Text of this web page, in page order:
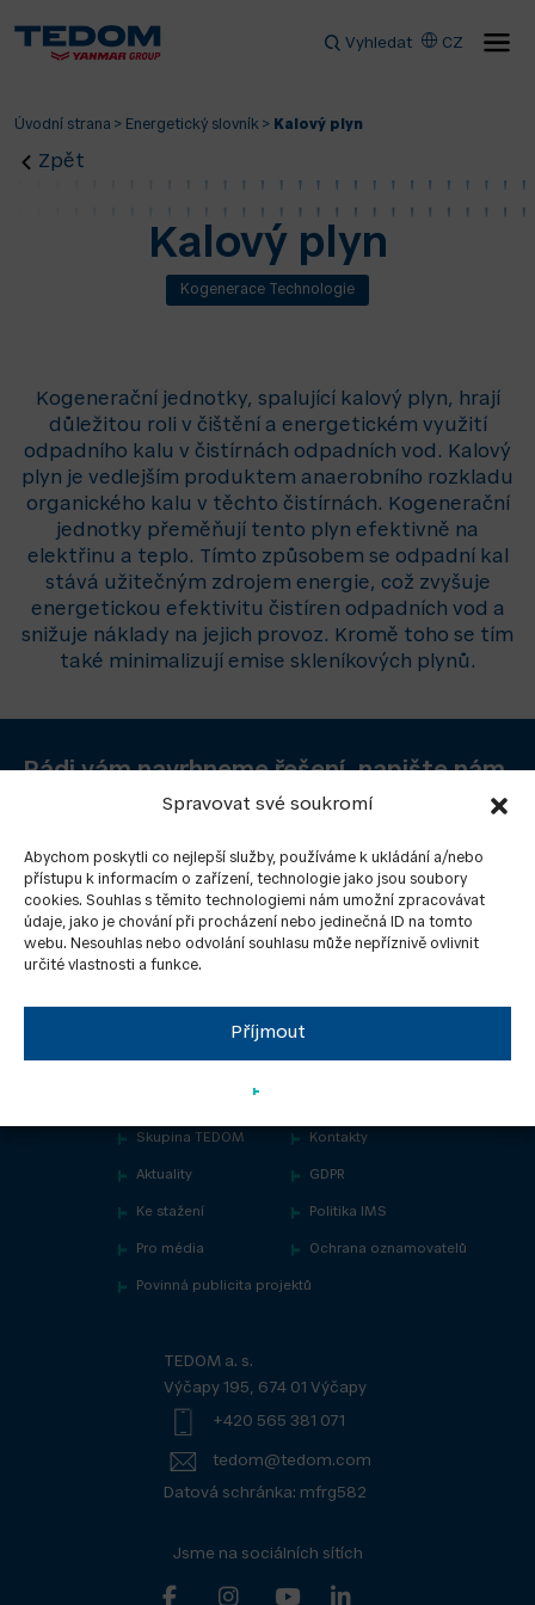
Spravovat své soukromí
Abychom poskytli co nejlepší služby, používáme k ukládání a/nebo
přístupu k informacím o zařízení, technologie jako jsou soubory
cookies. Souhlas s těmito technologiemi nám umožní zpracovávat
údaje, jako je chování při procházení nebo jedinečná ID na tomto
webu. Nesouhlas nebo odvolání souhlasu může nepříznivě ovlivnit
určité vlastnosti a funkce.
Příjmout
Vyhledat CZ
Úvodní strana > Energetický slovník > Kalový plyn
Zpět
Kalový plyn
Kogenerace Technologie
Kogenerační jednotky, spalující kalový plyn, hrají
důležitou roli v čištění a energetickém využití
odpadního kalu v čistírnách odpadních vod. Kalový
plyn je vedlejším produktem anaerobního rozkladu
organického kalu v těchto čistírnách. Kogenerační
jednotky přeměňují tento plyn efektivně na
elektřinu a teplo. Tímto způsobem se odpadní kal
stává užitečným zdrojem energie, což zvyšuje
energetickou efektivitu čistíren odpadních vod a
snižuje náklady na jejich provoz. Kromě toho se tím
také minimalizují emise skleníkových plynů.
Rádi vám navrhneme řešení, napište nám.
Skupina TEDOM Kontakty
Aktuality GDPR
Ke stažení Politika IMS
Pro média Ochrana oznamovatelů
Povinná publicita projektů
TEDOM a. s.
Výčapy 195, 674 01 Výčapy
+420 565 381 071
tedom@tedom.com
Datová schránka: mfrg582
Jsme na sociálních sítích